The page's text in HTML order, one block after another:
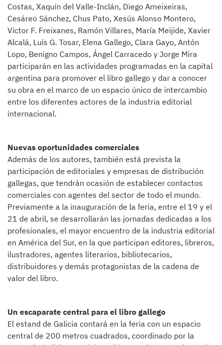
Costas, Xaquín del Valle-Inclán, Diego Ameixeiras,
Cesáreo Sánchez, Chus Pato, Xesús Alonso Montero,
Víctor F. Freixanes, Ramón Villares, María Meijide, Xavier
Alcalá, Luís G. Tosar, Elena Gallego, Clara Gayo, Antón
Lopo, Benigno Campos, Ángel Carracedo y Jorge Mira
participarán en las actividades programadas en la capital
argentina para promover el libro gallego y dar a conocer
su obra en el marco de un espacio único de intercambio
entre los diferentes actores de la industria editorial
internacional.
Nuevas oportunidades comerciales
Además de los autores, también está prevista la
participación de editoriales y empresas de distribución
gallegas, que tendrán ocasión de establecer contactos
comerciales con agentes del sector de todo el mundo.
Previamente a la inauguración de la feria, entre el 19 y el
21 de abril, se desarrollarán las jornadas dedicadas a los
profesionales, el mayor encuentro de la industria editorial
en América del Sur, en la que participan editores, libreros,
ilustradores, agentes literarios, bibliotecarios,
distribuidores y demás protagonistas de la cadena de
valor del libro.
Un escaparate central para el libro gallego
El estand de Galicia contará en la feria con un espacio
central de 200 metros cuadrados, coordinado por la